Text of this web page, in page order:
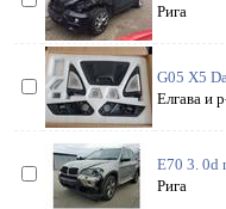
Рига
G05 X5
Елгава и
E70 3. 0d
Рига